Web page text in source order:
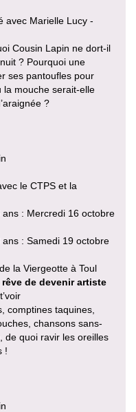
avec Marielle Lucy -
Cousin Lapin ne dort-il
? Pourquoi une
ses pantoufles pour
la mouche serait-elle
?
le CTPS et la
: Mercredi 16 octobre
: Samedi 19 octobre
la Viergeotte à Toul
de devenir artiste
comptines taquines,
chansons sans-
de quoi ravir les oreilles
!